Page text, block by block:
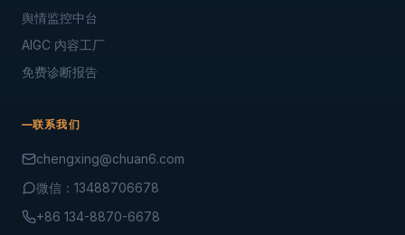
舆情监控中台
AIGC 内容工厂
免费诊断报告
联系我们
chengxing@chuan6.com
微信：13488706678
+86 134-8870-6678